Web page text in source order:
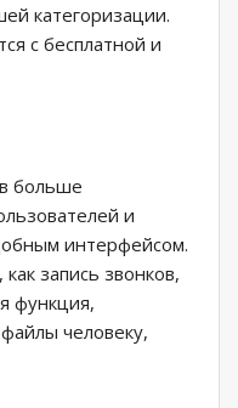
категоризации.
с бесплатной и
больше
и
интерфейсом.
запись звонков,
функция,
человеку,